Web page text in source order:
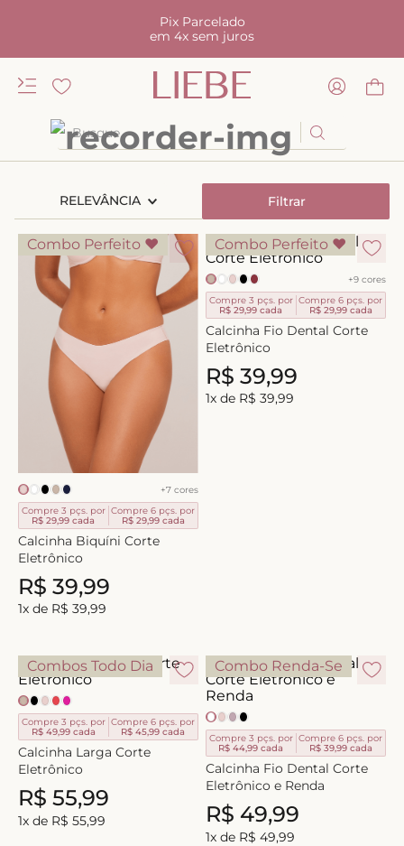
Pix Parcelado
em 4x sem juros
Busque
RELEVÂNCIA Filtrar
Combo Perfeito ♥
+7 cores
Compre 3 pçs. por
R$ 29,99 cada
Compre 6 pçs. por
R$ 29,99cada
Calcinha Biquíni Corte
Eletrônico
R$ 39,99
1x de R$ 39,99
Combo Perfeito ♥
+9 cores
Compre 3 pçs. por
R$ 29,99 cada
Compre 6 pçs. por
R$ 29,99cada
Calcinha Fio Dental Corte
Eletrônico
R$ 39,99
1x de R$ 39,99
Combos Todo Dia
Compre 3 pçs. por
R$ 49,99cada
Compre 6 pçs. por
R$ 45,99 cada
Calcinha Larga Corte
Eletrônico
R$ 55,99
1x de R$ 55,99
Combo Renda-Se
Compre 3 pçs. por
R$ 44,99 cada
Compre 6 pçs. por
R$ 39,99cada
Calcinha Fio Dental Corte
Eletrônico e Renda
R$ 49,99
1x de R$ 49,99
kiss me
camisola
sutiã
calcinha renda
anatomic
calcinha alta
triangulo
short doll
biquini
º calcinha